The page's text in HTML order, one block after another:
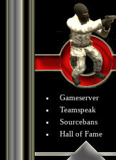
Gameserver
Teamspeak
Sourcebans
Hall of Fame